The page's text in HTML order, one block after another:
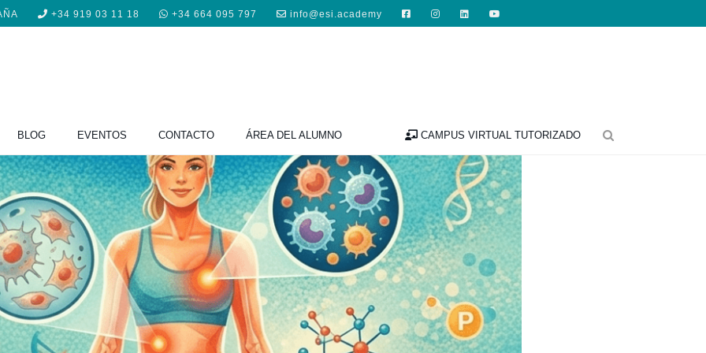
+34 919 03 11 18 +34 664 095 797 info@esi.academy
BLOG EVENTOS CONTACTO ÁREA DEL ALUMNO CAMPUS VIRTUAL TUTORIZADO